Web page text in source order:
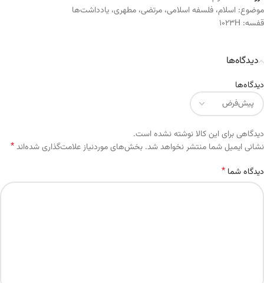
موضوع: اسلام، فلسفه اسلامی، مرتضی، مطهری، یادداشت‌ها
قفسه: 1023H
دیدگاه‌ها
دیدگاه‌ها
دیدگاهی برای این کالا نوشته نشده است.
نشانی ایمیل شما منتشر نخواهد شد. بخش‌های موردنیاز علامت‌گذاری شده‌اند*
دیدگاه شما *
Alternative: